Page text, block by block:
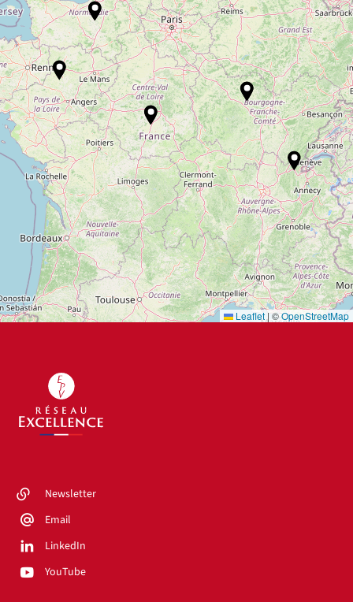
Leaflet | ©OpenStreetMap
Newsletter
Email
LinkedIn
YouTube